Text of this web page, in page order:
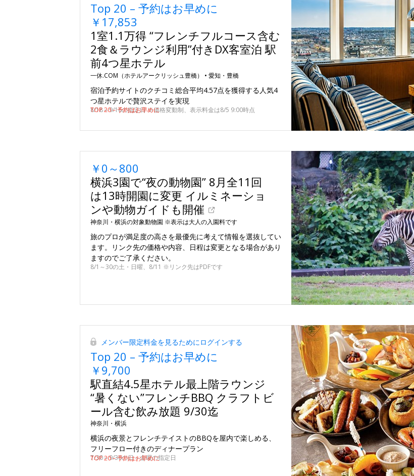
Top 20 – 予約はお早めに
￥17,853
1室1.1万得 “フレンチフルコース含む
2食＆ラウンジ利用”付きDX客室泊 駅
前4つ星ホテル
一休.COM（ホテルアークリッシュ豊橋） • 愛知・豊橋
宿泊予約サイトのクチコミ総合平均4.57点を獲得する人気4
つ星ホテルで贅沢ステイを実現
8/18～9/16の指定日 ※価格変動制、表示料金は8/5 9:00時点
TOP 20 – 予約はお早めに
￥0～800
横浜3園で“夜の動物園” 8月全11回
は13時開園に変更 イルミネーショ
ンや動物ガイドも開催
神奈川・横浜の対象動物園 ※表示は大人の入園料です
旅のプロが満足度の高さを最優先に考えて情報を選抜してい
ます。リンク先の価格や内容、日程は変更となる場合があり
ますのでご了承ください。
8/1～30の土・日曜、8/11 ※リンク先はPDFです
メンバー限定料金を見るためにログインする
Top 20 – 予約はお早めに
￥9,700
駅直結4.5星ホテル最上階ラウンジ
“暑くない”フレンチBBQ クラフトビ
ール含む飲み放題 9/30迄
神奈川・横浜
横浜の夜景とフレンチテイストのBBQを屋内で楽しめる、
フリーフロー付きのディナープラン
7/30～9/30の日～金曜の指定日
TOP 20 – 予約はお早めに